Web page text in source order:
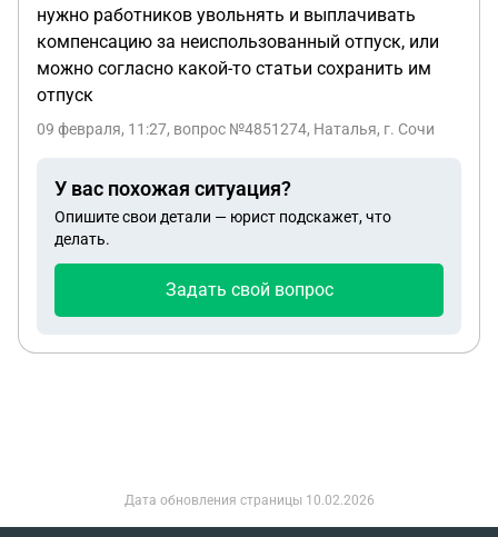
нужно работников увольнять и выплачивать
компенсацию за неиспользованный отпуск, или
можно согласно какой-то статьи сохранить им
отпуск
09 февраля, 11:27, вопрос №4851274, Наталья, г. Сочи
У вас похожая ситуация?
Опишите свои детали — юрист подскажет, что
делать.
Задать свой вопрос
Дата обновления страницы 10.02.2026